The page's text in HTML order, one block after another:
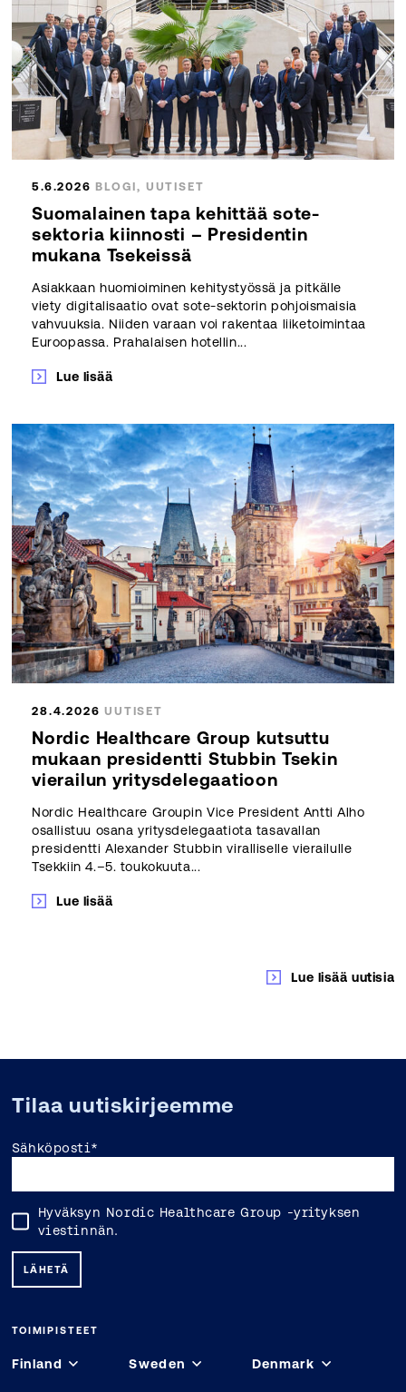
5.6.2026 BLOGI, UUTISET
Suomalainen tapa kehittää sote-
sektoria kiinnosti – Presidentin
mukana Tsekeissä
Asiakkaan huomioiminen kehitystyössä ja pitkälle
viety digitalisaatio ovat sote-sektorin pohjoismaisia
vahvuuksia. Niiden varaan voi rakentaa liiketoimintaa
Euroopassa. Prahalaisen hotellin...
Lue lisää
28.4.2026 UUTISET
Nordic Healthcare Group kutsuttu
mukaan presidentti Stubbin Tsekin
vierailun yritysdelegaatioon
Nordic Healthcare Groupin Vice President Antti Alho
osallistuu osana yritysdelegaatiota tasavallan
presidentti Alexander Stubbin viralliselle vierailulle
Tsekkiin 4.–5. toukokuuta...
Lue lisää
Lue lisää uutisia
Tilaa uutiskirjeemme
Sähköposti*
Hyväksyn Nordic Healthcare Group -yrityksen
viestinnän.
TOIMIPISTEET
Finland Sweden Denmark